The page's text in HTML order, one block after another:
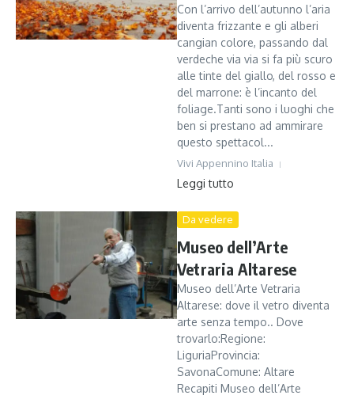
Con l’arrivo dell’autunno l’aria
diventa frizzante e gli alberi
cangian colore, passando dal
verdeche via via si fa più scuro
alle tinte del giallo, del rosso e
del marrone: è l’incanto del
foliage.Tanti sono i luoghi che
ben si prestano ad ammirare
questo spettacol...
Vivi Appennino Italia
Leggi tutto
Da vedere
Museo dell’Arte
Vetraria Altarese
Museo dell’Arte Vetraria
Altarese: dove il vetro diventa
arte senza tempo.. Dove
trovarlo:Regione:
LiguriaProvincia:
SavonaComune: Altare
Recapiti Museo dell’Arte